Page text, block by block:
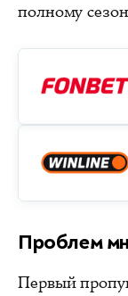
полному
Проблем
Первый